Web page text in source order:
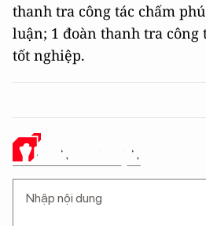
thanh tra công tác chấm
luận; 1 đoàn thanh tra công
tốt nghiệp.
Ý KIẾN CỦA BẠN